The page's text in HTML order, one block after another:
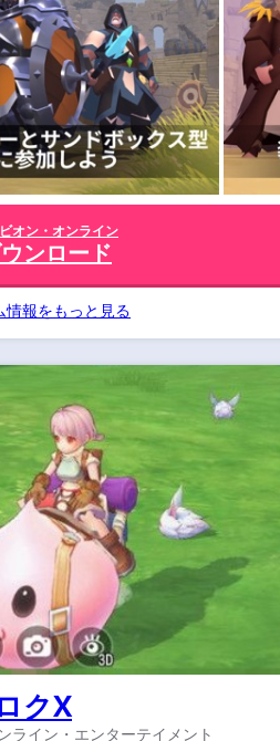
オン・オンライン
ンロード
情報をもっと見る
クX
ライン・エンターテイメント